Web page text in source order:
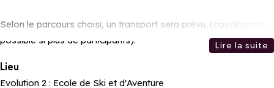
Selon le parcours choisi, un transport sera prévu. (covoiturage
possible si plus de participants).
Lire la suite
Lieu
Evolution 2 : Ecole de Ski et d'Aventure